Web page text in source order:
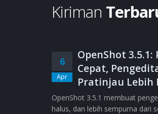
Kiriman
6
Apr
OpenShot
Cepat,
Pratinjau Lebih
OpenShot 3.5.1 membuat
halus, dan lebih sempurna dari